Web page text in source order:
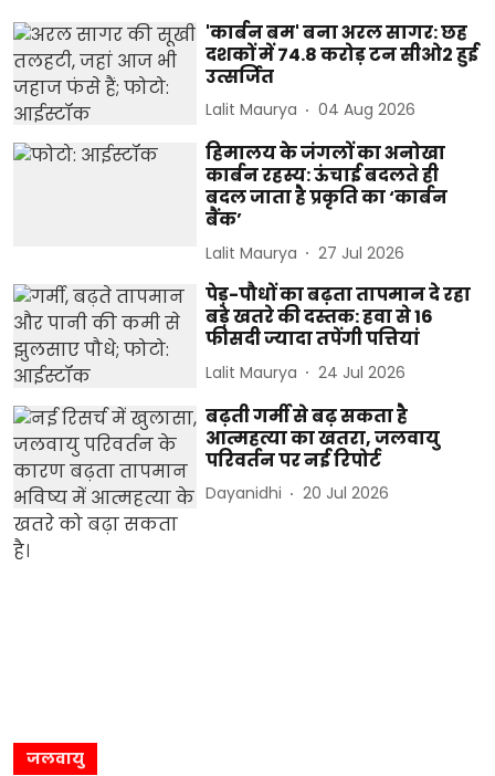
'कार्बन बम' बना अरल सागर: छह
दशकों में 74.8 करोड़ टन सीओ2 हुई
उत्सर्जित
Lalit Maurya 04 Aug 2026
हिमालय के जंगलों का अनोखा
कार्बन रहस्य: ऊंचाई बदलते ही
बदल जाता है प्रकृति का ‘कार्बन
बैंक’
Lalit Maurya 27 Jul 2026
पेड़-पौधों का बढ़ता तापमान दे रहा
बड़े खतरे की दस्तक: हवा से 16
फीसदी ज्यादा तपेंगी पत्तियां
Lalit Maurya 24 Jul 2026
बढ़ती गर्मी से बढ़ सकता है
आत्महत्या का खतरा, जलवायु
परिवर्तन पर नई रिपोर्ट
Dayanidhi 20 Jul 2026
जलवायु